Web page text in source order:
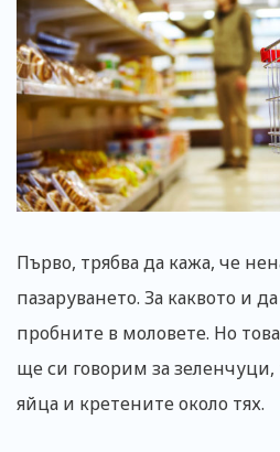
Първо, трябва да кажа, че
пазаруването. За каквото и
пробните в моловете. Но
ще си говорим за зеленчуци,
яйца и кретените около тях.